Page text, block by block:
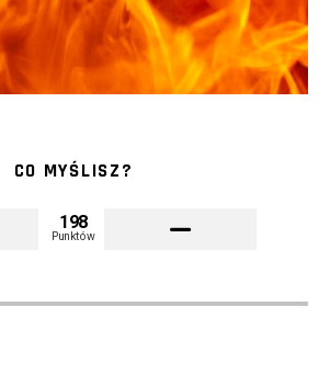
CO MYŚLISZ?
198
Punktów